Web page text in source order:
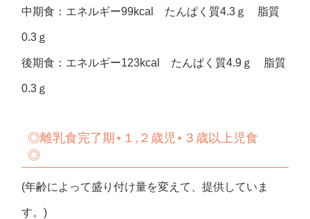
中期食：エネルギー99kcal たんぱく質4.3ｇ 脂質
0.3ｇ
後期食：エネルギー123kcal たんぱく質4.9ｇ 脂質
0.3ｇ
◎離乳食完了期⋆１,２歳児⋆３歳以上児食
◎
(年齢によって盛り付け量を変えて、提供していま
す。)